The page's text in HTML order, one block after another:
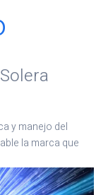
y manejo del
la marca que